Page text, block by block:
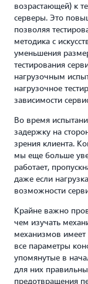
возрастающей) к
серверы. Это
позволяя
методика с
уменьшения
тестирования
нагрузочным
нагрузочное
зависимости
Во время
задержку на
зрения клиента.
мы еще больше
работает,
даже если
возможности
Крайне важно
чем изучать
механизмов
все параметры
упомянутые в
для них
предотвращения